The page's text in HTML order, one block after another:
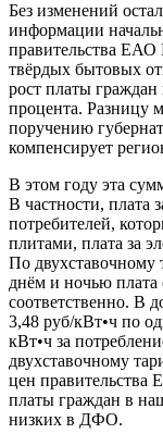
Без изменений
информации
правительства
твёрдых бытовых
рост платы
процента. Разницу
поручению
компенсирует
В этом году эта
В частности, плата
потребителей,
плитами, плата за
По двухставочному
днём и ночью плата
соответственно. В
3,48 руб/кВт•ч по
кВт•ч за
двухставочному
цен правительства
платы граждан в
низких в ДФО.